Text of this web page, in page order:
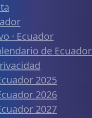
· Ecuador
de
2025
2026
2027